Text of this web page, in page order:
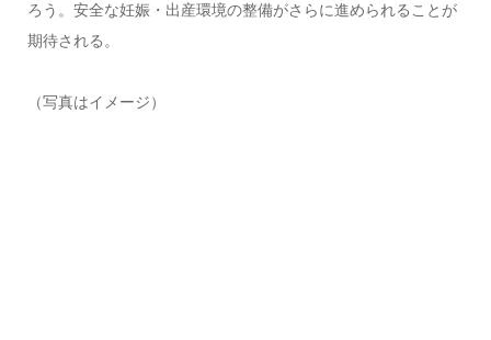
ろう。安全な妊娠・出産環境の整備がさらに進められることが
期待される。
（写真はイメージ）